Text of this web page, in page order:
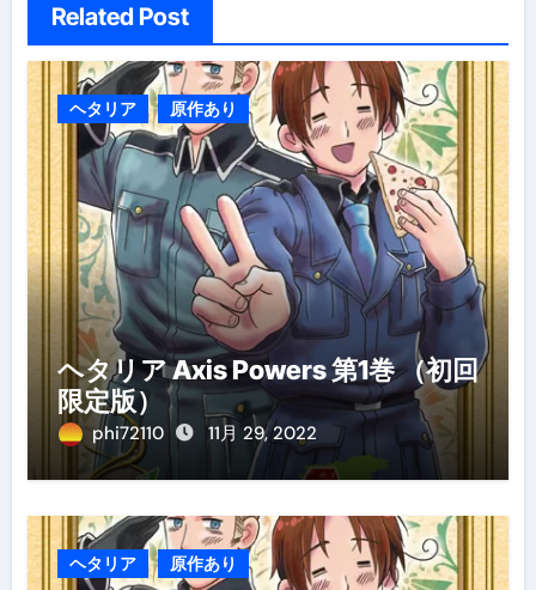
Related Post
ヘタリア 原作あり
ヘタリア Axis Powers 第1巻 （初回
限定版）
phi72110 11月 29, 2022
ヘタリア 原作あり